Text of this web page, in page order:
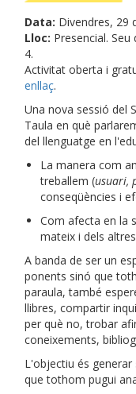
Data: Divendres, 29
Lloc: Presencial. Seu
4.
Activitat oberta i
enllaç.
Una nova sessió del
Taula en què
del llenguatge en
La manera com
treballem (usuari,
conseqüències i
Com afecta en la
mateix i dels
A banda de ser un
ponents sinó que
paraula, també
llibres, compartir
per què no, trobar
coneixements,
L'objectiu és
que tothom pugui